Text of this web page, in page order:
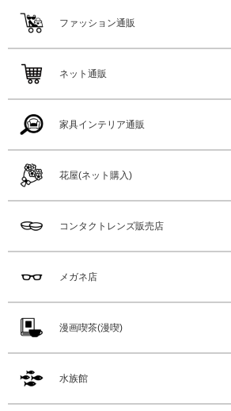
ファッション通販
ネット通販
家具インテリア通販
花屋(ネット購入)
コンタクトレンズ販売店
メガネ店
漫画喫茶(漫喫)
水族館